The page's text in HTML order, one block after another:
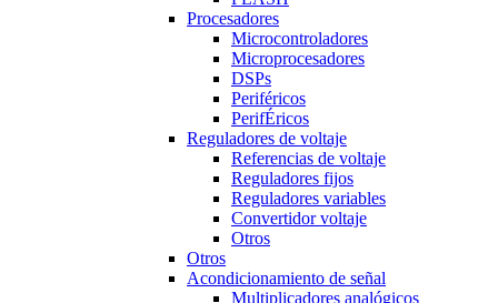
Procesadores
Microcontroladores
Microprocesadores
DSPs
Periféricos
PerifÉricos
Reguladores de voltaje
Referencias de voltaje
Reguladores fijos
Reguladores variables
Convertidor voltaje
Otros
Otros
Acondicionamiento de señal
Multiplicadores analógicos